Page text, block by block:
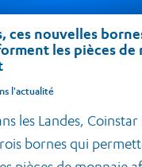
ces nouvelles
les pièces de
l'actualité
les Landes, Coinstar
bornes qui